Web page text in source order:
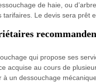
de haie, ou
Le devis sera prêt
qui propose ses
acquise au cours de
un dessouchage